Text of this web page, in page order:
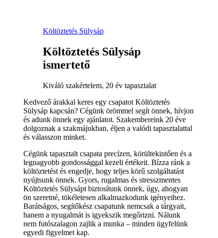
Költöztetés Sülysáp
Költöztetés Sülysáp
ismertető
Kiváló szakértelem, 20 év tapasztalat
Kedvező árakkal keres egy csapatot Költöztetés
Sülysáp kapcsán? Cégünk örömmel segít önnek, hívjon
és adunk önnek egy ajánlatot. Szakembereink 20 éve
dolgoznak a szakmájukban, éljen a valódi tapasztalattal
és válasszon minket.
Cégünk tapasztalt csapata precízen, körültekintően és a
legnagyobb gondossággal kezeli értékeit. Bízza ránk a
költöztetést és engedje, hogy teljes körű szolgáltatást
nyújtsunk önnek. Gyors, rugalmas és stresszmentes
Költöztetés Sülysápt biztosítunk önnek, úgy, ahogyan
ön szeretné, tökéletesen alkalmazkodunk igényeihez.
Barátságos, segítőkész csapatunk nemcsak a tárgyait,
hanem a nyugalmát is igyekszik megőrizni. Nálunk
nem futószalagon zajlik a munka – minden ügyfelünk
egyedi figyelmet kap.